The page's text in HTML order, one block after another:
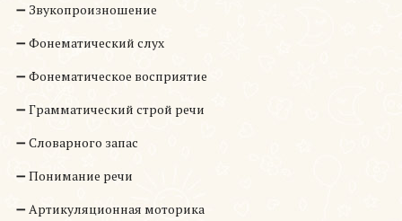
➖ Звукопроизношение
➖ Фонематический слух
➖ Фонематическое восприятие
➖ Грамматический строй речи
➖ Словарного запас
➖ Понимание речи
➖ Артикуляционная моторика